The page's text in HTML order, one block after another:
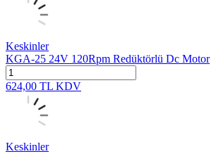
Keskinler
KGA-25 24V 120Rpm Redüktörlü Dc Motor
624,00 TL KDV
Keskinler